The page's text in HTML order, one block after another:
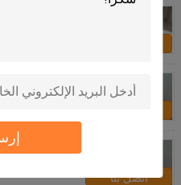
171.45 مم مع غطاء المسمار
Cap Abl Laminated
Tube
اتصل بنا